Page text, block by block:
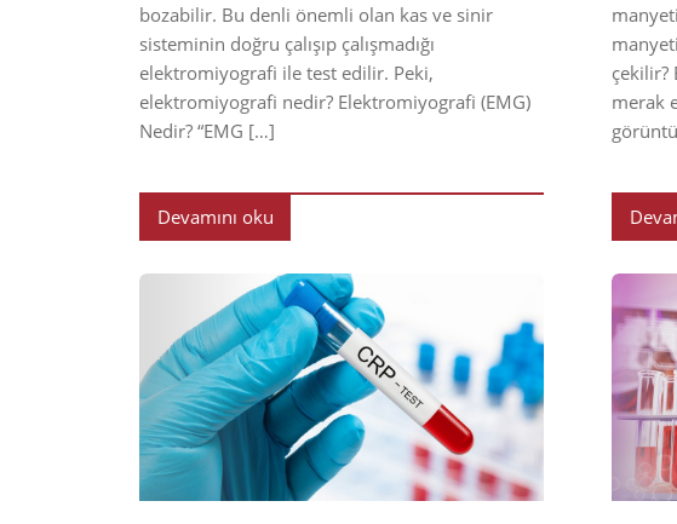
bozabilir. Bu denli önemli olan kas ve sinir
sisteminin doğru çalışıp çalışmadığı
elektromiyografi ile test edilir. Peki,
elektromiyografi nedir? Elektromiyografi (EMG)
Nedir? “EMG […]
Devamını oku
çekilir?
merak
2022